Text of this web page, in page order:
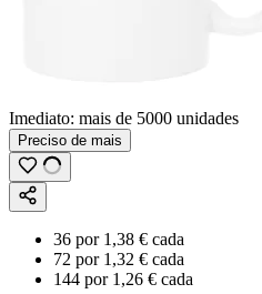
Imediato: mais de 5000 unidades
Preciso de mais
36 por 1,38 € cada
72 por 1,32 € cada
144 por 1,26 € cada